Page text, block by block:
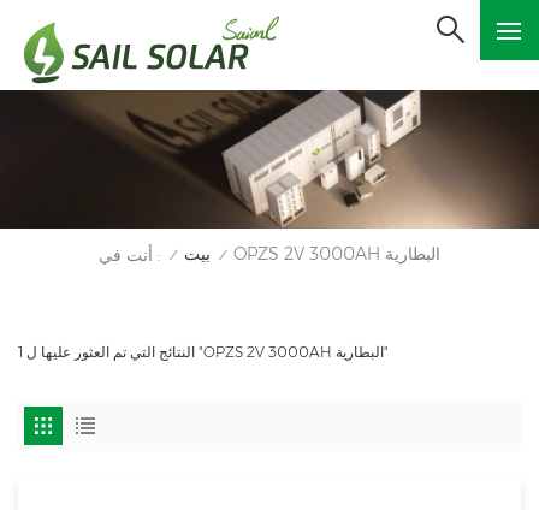
أنت في : / بيت / OPZS 2V 3000AH البطارية
1 النتائج التي تم العثور عليها ل "OPZS 2V 3000AH البطارية"